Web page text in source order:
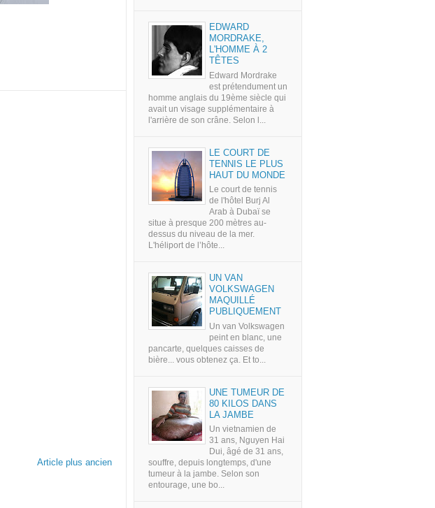
Article plus ancien
EDWARD
MORDRAKE,
L'HOMME À 2
TÊTES
Edward Mordrake
est prétendument un
homme anglais du 19ème siècle qui
avait un visage supplémentaire à
l'arrière de son crâne. Selon l...
LE COURT DE
TENNIS LE PLUS
HAUT DU MONDE
Le court de tennis
de l'hôtel Burj Al
Arab à Dubaï se
situe à presque 200 mètres au-
dessus du niveau de la mer.
L'héliport de l’hôte...
UN VAN
VOLKSWAGEN
MAQUILLÉ
PUBLIQUEMENT
Un van Volkswagen
peint en blanc, une
pancarte, quelques caisses de
bière... vous obtenez ça. Et to...
UNE TUMEUR DE
80 KILOS DANS
LA JAMBE
Un vietnamien de
31 ans, Nguyen Hai
Dui, âgé de 31 ans,
souffre, depuis longtemps, d'une
tumeur à la jambe. Selon son
entourage, une bo...